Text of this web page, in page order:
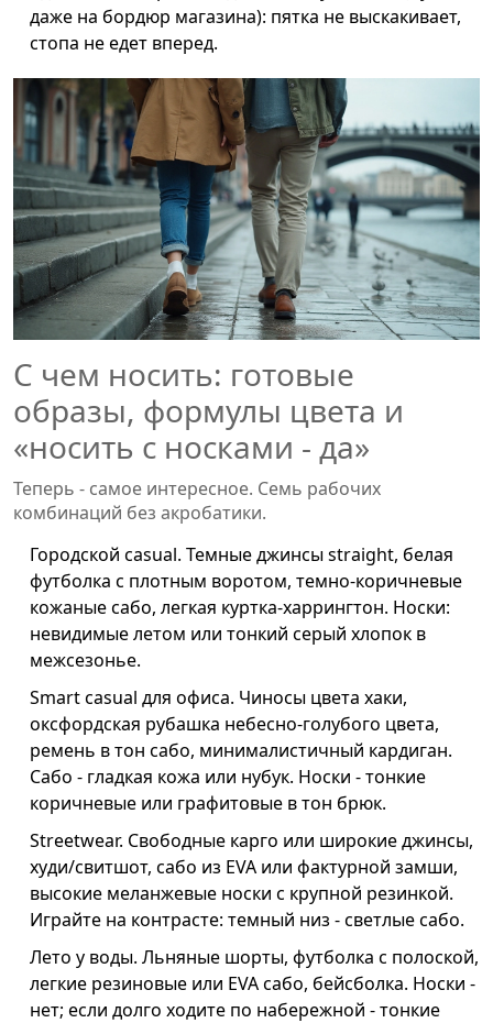
даже на бордюр магазина): пятка не выскакивает,
стопа не едет вперед.
С чем носить: готовые
образы, формулы цвета и
«носить с носками - да»
Теперь - самое интересное. Семь рабочих
комбинаций без акробатики.
Городской casual. Темные джинсы straight, белая
футболка с плотным воротом, темно-коричневые
кожаные сабо, легкая куртка-харрингтон. Носки:
невидимые летом или тонкий серый хлопок в
межсезонье.
Smart casual для офиса. Чиносы цвета хаки,
оксфордская рубашка небесно-голубого цвета,
ремень в тон сабо, минималистичный кардиган.
Сабо - гладкая кожа или нубук. Носки - тонкие
коричневые или графитовые в тон брюк.
Streetwear. Свободные карго или широкие джинсы,
худи/свитшот, сабо из EVA или фактурной замши,
высокие меланжевые носки с крупной резинкой.
Играйте на контрасте: темный низ - светлые сабо.
Лето у воды. Льняные шорты, футболка с полоской,
легкие резиновые или EVA сабо, бейсболка. Носки -
нет; если долго ходите по набережной - тонкие